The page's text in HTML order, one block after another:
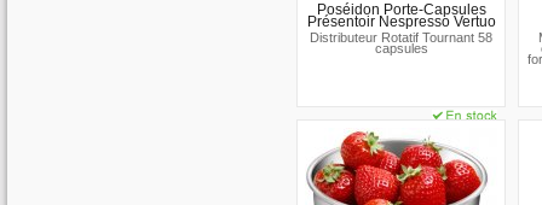
Poséidon Porte-Capsules
Présentoir Nespresso Vertuo
Distributeur Rotatif Tournant 58
capsules